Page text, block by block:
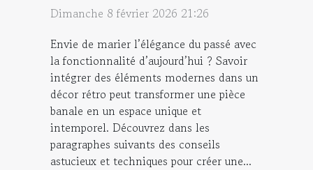
Dimanche 8 février 2026 21:26
Envie de marier l’élégance du passé avec
la fonctionnalité d’aujourd’hui ? Savoir
intégrer des éléments modernes dans un
décor rétro peut transformer une pièce
banale en un espace unique et
intemporel. Découvrez dans les
paragraphes suivants des conseils
astucieux et techniques pour créer une...